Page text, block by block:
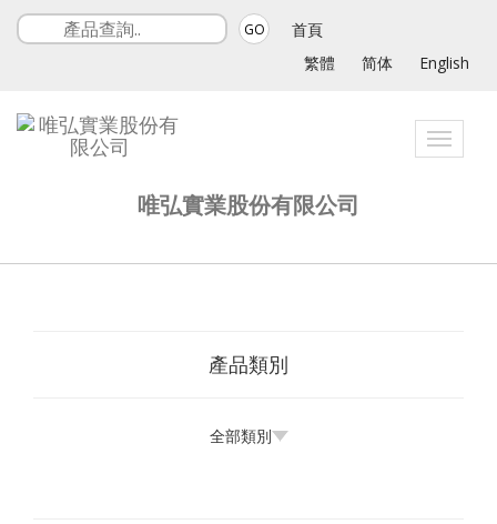
GO
首頁
繁體
简体 English
Toggle
唯弘實業股份有限公司
產品類別
全部類別